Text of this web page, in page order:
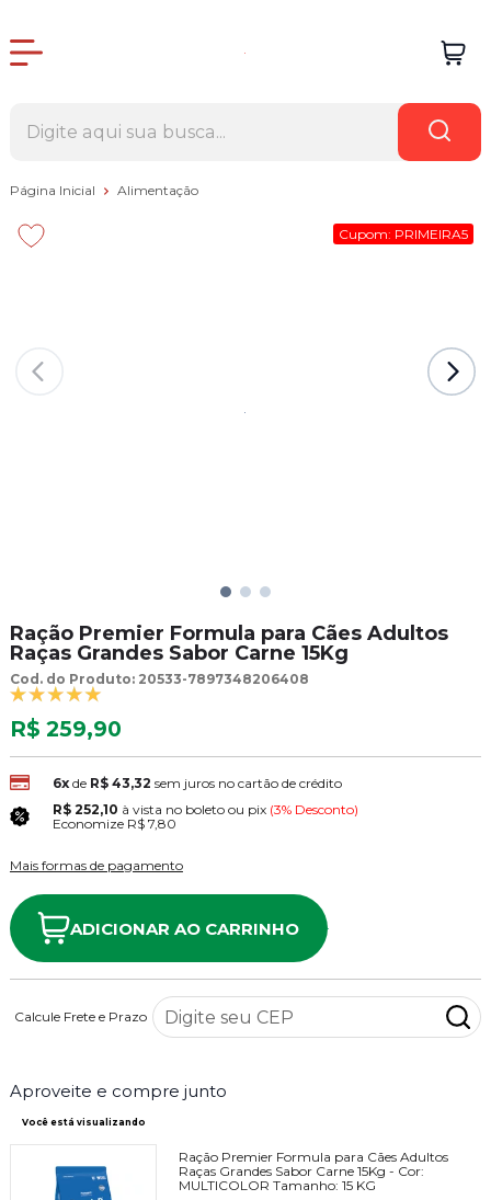
Página Inicial Alimentação
Cupom: PRIMEIRA5
Ração Premier Formula para Cães Adultos
Raças Grandes Sabor Carne 15Kg
Cod. do Produto: 20533-7897348206408
R$ 259,90
6xde R$ 43,32 sem juros no cartão de crédito
R$ 252,10 à vista no boleto ou pix (3% Desconto)
Economize R$ 7,80
Mais formas de pagamento
ADICIONAR AO CARRINHO
Calcule Frete e Prazo
Aproveite e compre junto
Você está visualizando
Ração Premier Formula para Cães Adultos
Raças Grandes Sabor Carne 15Kg - Cor:
MULTICOLOR Tamanho: 15 KG